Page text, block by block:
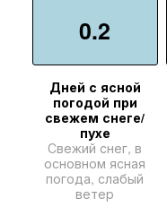
0.2
Дней с ясной
погодой при
свежем снеге/
пухе
Свежий снег, в
основном ясная
погода, слабый
ветер